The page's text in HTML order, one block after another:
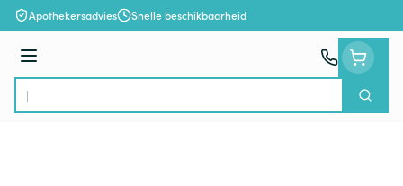
Ga naar de inhoud
Apothekersadvies Snelle beschikbaarheid
Menu
Product, merk, categorie...
Zoek